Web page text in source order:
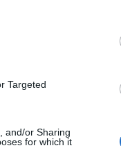
Targeted
and/or Sharing
for which it